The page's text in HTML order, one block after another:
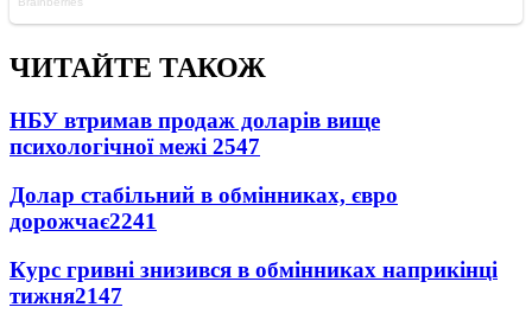
ЧИТАЙТЕ ТАКОЖ
НБУ втримав продаж доларів вище
психологічної межі 2547
Долар стабільний в обмінниках, євро
дорожчає2241
Курс гривні знизився в обмінниках наприкінці
тижня2147